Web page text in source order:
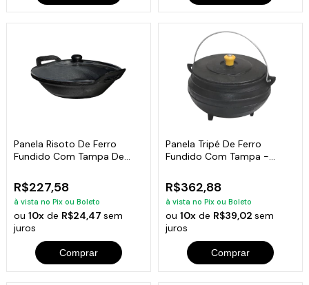
Panela Risoto De Ferro
Fundido Com Tampa De
R$227,58
à vista no Pix ou Boleto
ou10x de R$24,47sem
juros
Comprar
Panela Tripé De Ferro
Fundido Com Tampa -
R$362,88
à vista no Pix ou Boleto
ou 10xde R$39,02 sem
juros
Comprar